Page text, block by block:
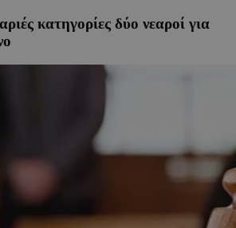
κατηγορίες δύο νεαροί για